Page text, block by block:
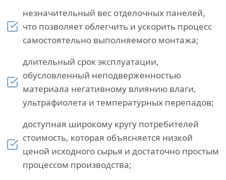
незначительный вес отделочных панелей,
что позволяет облегчить и ускорить процесс
самостоятельно выполняемого монтажа;
длительный срок эксплуатации,
обусловленный неподверженностью
материала негативному влиянию влаги,
ультрафиолета и температурных перепадов;
доступная широкому кругу потребителей
стоимость, которая объясняется низкой
ценой исходного сырья и достаточно простым
процессом производства;